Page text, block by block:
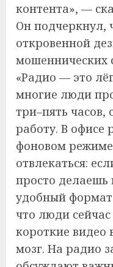
контента», —
Он подчеркнул,
откровенной
мошеннических
«Радио — это
многие люди
три–пять часов,
работу. В офисе
фоновом
отвлекаться:
просто
удобный формат
что люди сейчас
короткие видео
мозг. На радио